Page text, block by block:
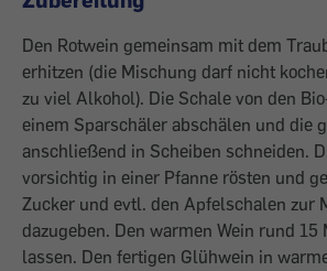
Den Rotwein gemeinsam mit dem
erhitzen (die Mischung darf nicht
zu viel Alkohol). Die Schale von den
einem Sparschäler abschälen und die
anschließend in Scheiben schneiden.
vorsichtig in einer Pfanne rösten und
Zucker und evtl. den Apfelschalen zur
dazugeben. Den warmen Wein rund 15
lassen. Den fertigen Glühwein in